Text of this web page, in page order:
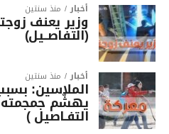
أخبار منذ سنتين
وزير يعنف
(التفاصــيل)
أخبار منذ سنتين
الملاسين:
يهشّم
التفـاصيل )